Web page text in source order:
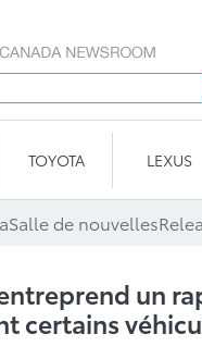
TOYOTA LEXUS
Salle de nouvelles
un
certains